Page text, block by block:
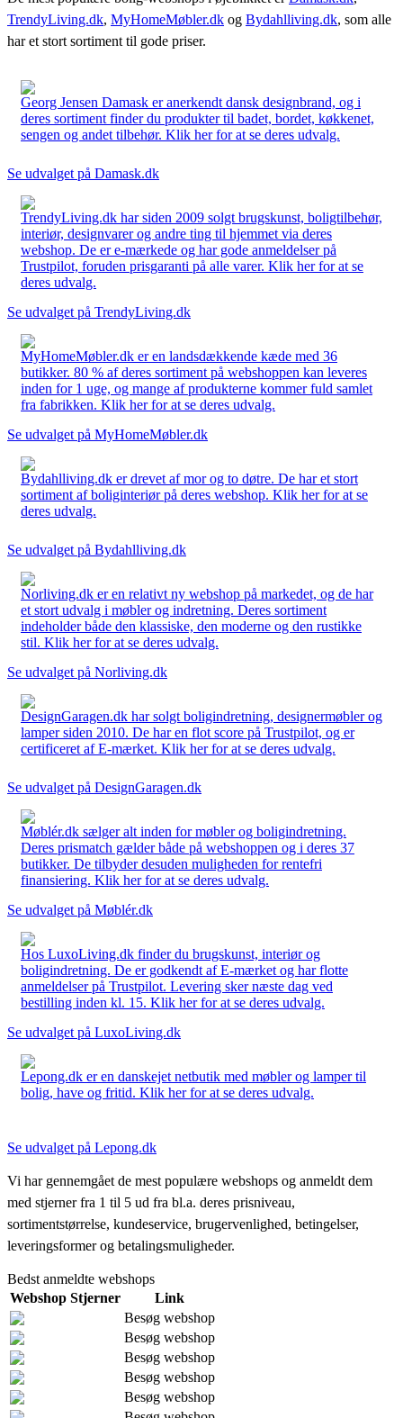
TrendyLiving.dk, MyHomeMøbler.dk og Bydahlliving.dk, som alle
har et stort sortiment til gode priser.
Georg Jensen Damask er anerkendt dansk designbrand, og i
deres sortiment finder du produkter til badet, bordet, køkkenet,
sengen og andet tilbehør. Klik her for at se deres udvalg.
Se udvalget på Damask.dk
TrendyLiving.dk har siden 2009 solgt brugskunst, boligtilbehør,
interiør, designvarer og andre ting til hjemmet via deres
webshop. De er e-mærkede og har gode anmeldelser på
Trustpilot, foruden prisgaranti på alle varer. Klik her for at se
deres udvalg.
Se udvalget på TrendyLiving.dk
MyHomeMøbler.dk er en landsdækkende kæde med 36
butikker. 80 % af deres sortiment på webshoppen kan leveres
inden for 1 uge, og mange af produkterne kommer fuld samlet
fra fabrikken. Klik her for at se deres udvalg.
Se udvalget på MyHomeMøbler.dk
Bydahlliving.dk er drevet af mor og to døtre. De har et stort
sortiment af boliginteriør på deres webshop. Klik her for at se
deres udvalg.
Se udvalget på Bydahlliving.dk
Norliving.dk er en relativt ny webshop på markedet, og de har
et stort udvalg i møbler og indretning. Deres sortiment
indeholder både den klassiske, den moderne og den rustikke
stil. Klik her for at se deres udvalg.
Se udvalget på Norliving.dk
DesignGaragen.dk har solgt boligindretning, designermøbler og
lamper siden 2010. De har en flot score på Trustpilot, og er
certificeret af E-mærket. Klik her for at se deres udvalg.
Se udvalget på DesignGaragen.dk
Møblér.dk sælger alt inden for møbler og boligindretning.
Deres prismatch gælder både på webshoppen og i deres 37
butikker. De tilbyder desuden muligheden for rentefri
finansiering. Klik her for at se deres udvalg.
Se udvalget på Møblér.dk
Hos LuxoLiving.dk finder du brugskunst, interiør og
boligindretning. De er godkendt af E-mærket og har flotte
anmeldelser på Trustpilot. Levering sker næste dag ved
bestilling inden kl. 15. Klik her for at se deres udvalg.
Se udvalget på LuxoLiving.dk
Lepong.dk er en danskejet netbutik med møbler og lamper til
bolig, have og fritid. Klik her for at se deres udvalg.
Se udvalget på Lepong.dk
Vi har gennemgået de mest populære webshops og anmeldt dem
med stjerner fra 1 til 5 ud fra bl.a. deres prisniveau,
sortimentstørrelse, kundeservice, brugervenlighed, betingelser,
leveringsformer og betalingsmuligheder.
Bedst anmeldte webshops
Webshop Stjerner
Link
Besøg webshop
Besøg webshop
Besøg webshop
Besøg webshop
Besøg webshop